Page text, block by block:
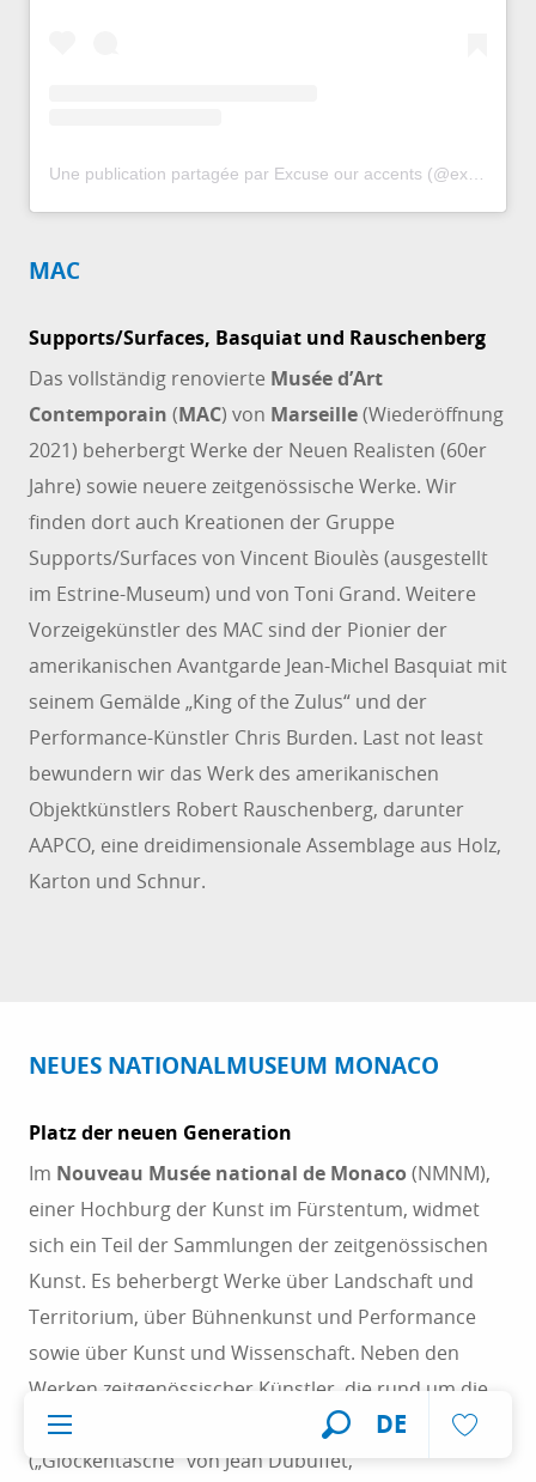
Suche
DE
MAC
Supports/Surfaces, Basquiat und Rauschenberg
Das vollständig renovierte Musée d’Art
Contemporain (MAC) von Marseille(Wiederöffnung
2021) beherbergt Werke der Neuen Realisten (60er
Jahre) sowie neuere zeitgenössische Werke. Wir
finden dort auch Kreationen der Gruppe
Supports/Surfaces von Vincent Bioulès (ausgestellt
im Estrine-Museum) und von Toni Grand. Weitere
Vorzeigekünstler des MAC sind der Pionier der
amerikanischen Avantgarde Jean-Michel Basquiat mit
seinem Gemälde „King of the Zulus“ und der
Performance-Künstler Chris Burden. Last not least
bewundern wir das Werk des amerikanischen
Objektkünstlers Robert Rauschenberg, darunter
AAPCO, eine dreidimensionale Assemblage aus Holz,
Karton und Schnur.
NEUES NATIONALMUSEUM MONACO
Platz der neuen Generation
Im Nouveau Musée national de Monaco(NMNM),
einer Hochburg der Kunst im Fürstentum, widmet
sich ein Teil der Sammlungen der zeitgenössischen
Kunst. Es beherbergt Werke über Landschaft und
Territorium, über Bühnenkunst und Performance
sowie über Kunst und Wissenschaft. Neben den
Werken zeitgenössischer Künstler, die rund um die
Villa Paloma
Villa Sauberzu sehen sind
(„Glockentasche“ von Jean Dubuffet,